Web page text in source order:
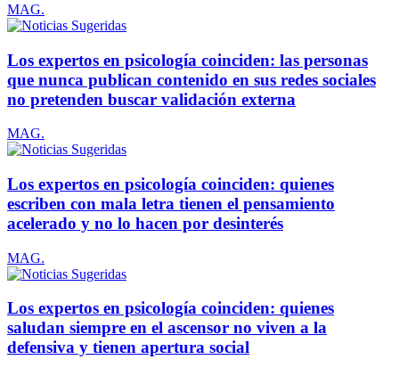
MAG.
Los expertos en psicología coinciden: las personas
que nunca publican contenido en sus redes sociales
no pretenden buscar validación externa
MAG.
Los expertos en psicología coinciden: quienes
escriben con mala letra tienen el pensamiento
acelerado y no lo hacen por desinterés
MAG.
Los expertos en psicología coinciden: quienes
saludan siempre en el ascensor no viven a la
defensiva y tienen apertura social